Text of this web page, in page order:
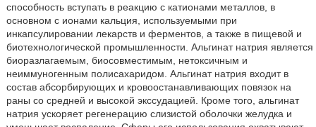
способность вступать в реакцию с катионами металлов, в
основном с ионами кальция, используемыми при
инкапсулировании лекарств и ферментов, а также в пищевой и
биотехнологической промышленности. Альгинат натрия является
биоразлагаемым, биосовместимым, нетоксичным и
неиммуногенным полисахаридом. Альгинат натрия входит в
состав абсорбирующих и кровоостанавливающих повязок на
раны со средней и высокой экссудацией. Кроме того, альгинат
натрия ускоряет регенерацию слизистой оболочки желудка и